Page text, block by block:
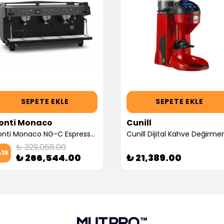
SEPETE EKLE
Monaco
Conti Monaco NG-C Espresso Kahve Makinesi, Siyah (3 Gruplu, Dozaj Ayarlı) (Servis Garantili)
19 ₺ 329,066.00
₺ 266,544.00
SEPETE EKLE
Cunill
₺ 21,389.00